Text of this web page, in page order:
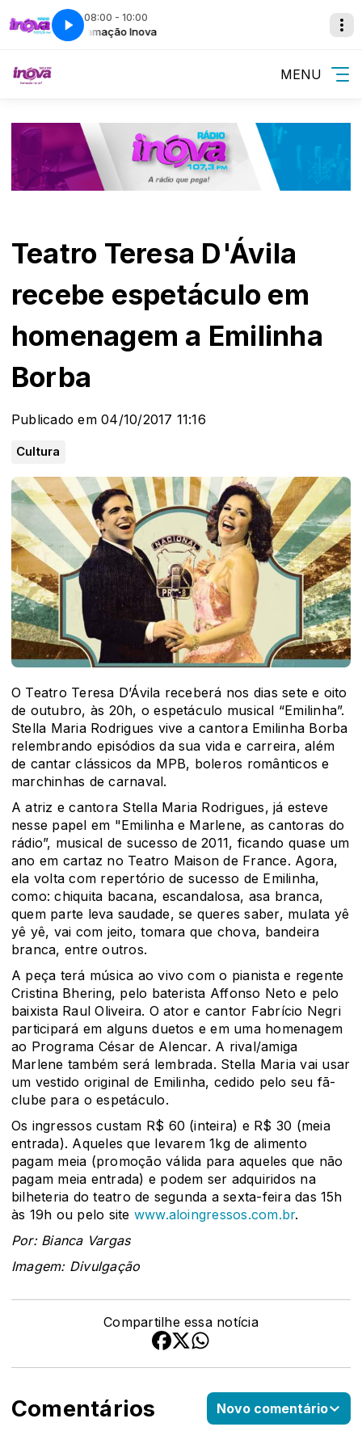
08:00 - 10:00
Programação Inova Programação
MENU
Teatro Teresa D'Ávila
recebe espetáculo em
homenagem a Emilinha
Borba
Publicado em 04/10/2017 11:16
Cultura
O Teatro Teresa D’Ávila receberá nos dias sete e oito
de outubro, às 20h, o espetáculo musical “Emilinha”.
Stella Maria Rodrigues vive a cantora Emilinha Borba
relembrando episódios da sua vida e carreira, além
de cantar clássicos da MPB, boleros românticos e
marchinhas de carnaval.
A atriz e cantora Stella Maria Rodrigues, já esteve
nesse papel em "Emilinha e Marlene, as cantoras do
rádio”, musical de sucesso de 2011, ficando quase um
ano em cartaz no Teatro Maison de France. Agora,
ela volta com repertório de sucesso de Emilinha,
como: chiquita bacana, escandalosa, asa branca,
quem parte leva saudade, se queres saber, mulata yê
yê yê, vai com jeito, tomara que chova, bandeira
branca, entre outros.
A peça terá música ao vivo com o pianista e regente
Cristina Bhering, pelo baterista Affonso Neto e pelo
baixista Raul Oliveira. O ator e cantor Fabrício Negri
participará em alguns duetos e em uma homenagem
ao Programa César de Alencar. A rival/amiga
Marlene também será lembrada. Stella Maria vai usar
um vestido original de Emilinha, cedido pelo seu fã-
clube para o espetáculo.
Os ingressos custam R$ 60 (inteira) e R$ 30 (meia
entrada). Aqueles que levarem 1kg de alimento
pagam meia (promoção válida para aqueles que não
pagam meia entrada) e podem ser adquiridos na
bilheteria do teatro de segunda a sexta-feira das 15h
às 19h ou pelo site www.aloingressos.com.br.
Por: Bianca Vargas
Imagem: Divulgação
Compartilhe essa notícia
Comentários Novo comentário